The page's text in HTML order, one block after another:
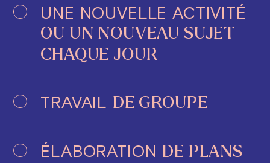
UNE NOUVELLE ACTIVITÉ
OU UN NOUVEAU SUJET
CHAQUE JOUR
TRAVAIL DE GROUPE
ÉLABORATION DE PLANS